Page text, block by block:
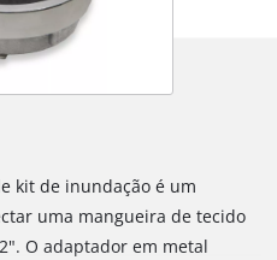
kit de inundação é um
uma mangueira de tecido
O adaptador em metal